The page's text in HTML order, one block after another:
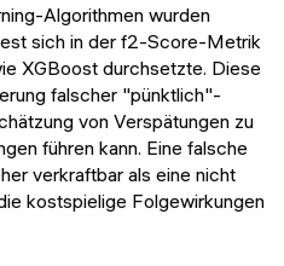
Algorithmen wurden
sich in der f2-Score-Metrik
XGBoost durchsetzte. Diese
falscher "pünktlich"-
von Verspätungen zu
führen kann. Eine falsche
verkraftbar als eine nicht
kostspielige Folgewirkungen